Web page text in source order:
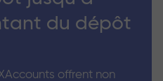
du dépôt
offrent non